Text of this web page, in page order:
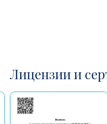
Лицензии и